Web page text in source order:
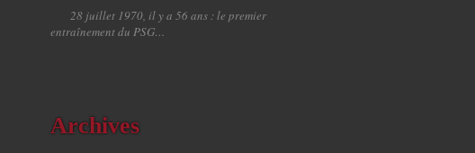
28 juillet 1970, il y a 56 ans : le premier
entraînement du PSG…
Archives